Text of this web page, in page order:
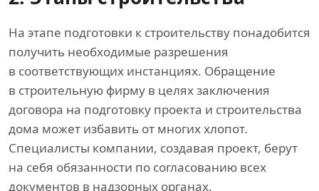
На этапе подготовки к строительству понадобится
получить необходимые разрешения
в соответствующих инстанциях. Обращение
в строительную фирму в целях заключения
договора на подготовку проекта и строительства
дома может избавить от многих хлопот.
Специалисты компании, создавая проект, берут
на себя обязанности по согласованию всех
документов в надзорных органах.